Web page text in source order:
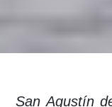
San Agustín